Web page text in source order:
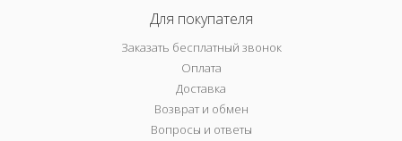
Для покупателя
Заказать бесплатный звонок
Оплата
Доставка
Возврат и обмен
Вопросы и ответы